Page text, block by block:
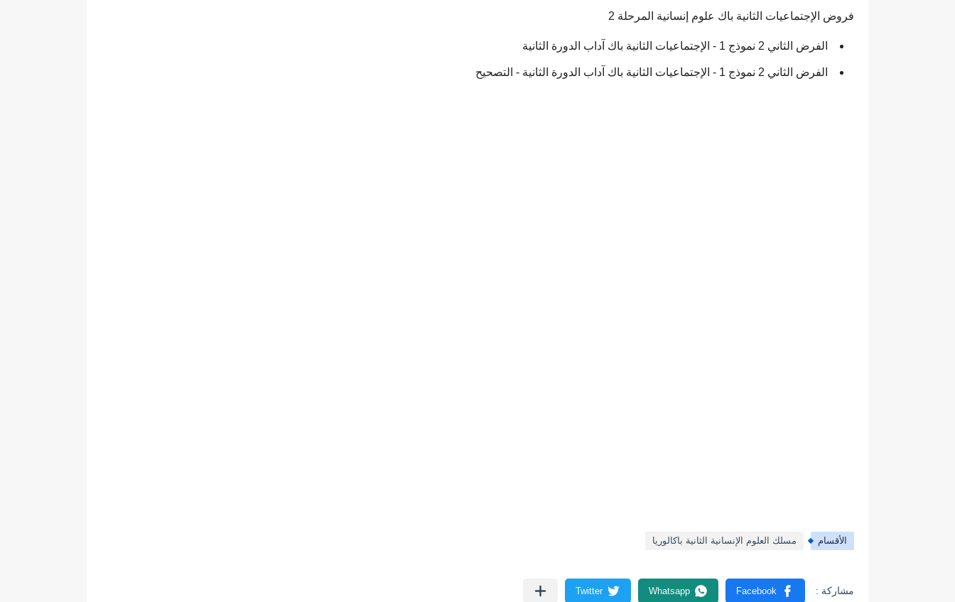
فروض الإجتماعيات الثانية باك علوم إنسانية المرحلة 2
الفرض الثاني 2 نموذج 1 - الإجتماعيات الثانية باك آداب الدورة الثانية
الفرض الثاني 2 نموذج 1 - الإجتماعيات الثانية باك آداب الدورة الثانية - التصحيح
الأقسام مسلك العلوم الإنسانية الثانية باكالوريا